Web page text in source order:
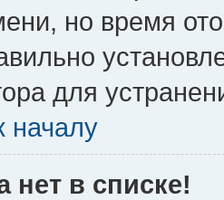
но время
для
началу
нет в списке!